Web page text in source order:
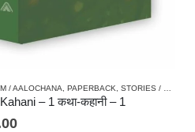
/ AALOCHANA, PAPERBACK, STORIES / KAHANI
– 1 कथा-कहानी – 1